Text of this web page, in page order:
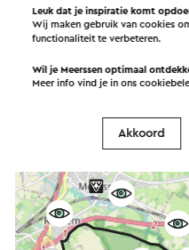
Leuk dat je inspiratie komt
Wij maken gebruik van cookies
functionaliteit te verbeteren.
Wil je Meerssen optimaal
Meer info vind je in ons
Akkoord